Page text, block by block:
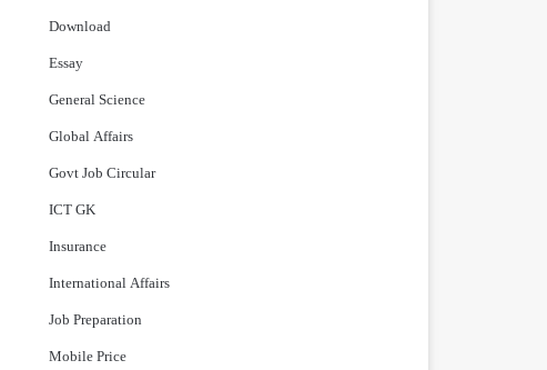
Download
Essay
General Science
Global Affairs
Govt Job Circular
ICT GK
Insurance
International Affairs
Job Preparation
Mobile Price